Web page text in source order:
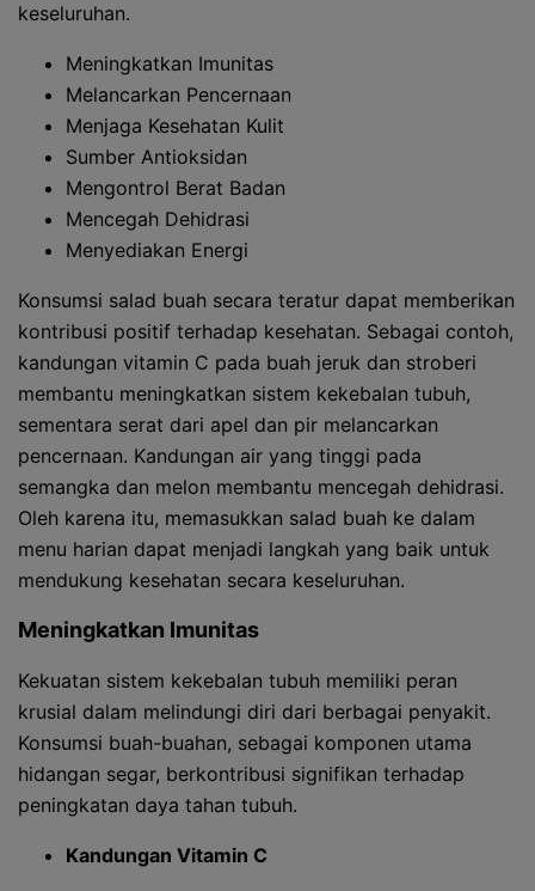
keseluruhan.
Meningkatkan Imunitas
Melancarkan Pencernaan
Menjaga Kesehatan Kulit
Sumber Antioksidan
Mengontrol Berat Badan
Mencegah Dehidrasi
Menyediakan Energi
Konsumsi salad buah secara teratur dapat memberikan
kontribusi positif terhadap kesehatan. Sebagai contoh,
kandungan vitamin C pada buah jeruk dan stroberi
membantu meningkatkan sistem kekebalan tubuh,
sementara serat dari apel dan pir melancarkan
pencernaan. Kandungan air yang tinggi pada
semangka dan melon membantu mencegah dehidrasi.
Oleh karena itu, memasukkan salad buah ke dalam
menu harian dapat menjadi langkah yang baik untuk
mendukung kesehatan secara keseluruhan.
Meningkatkan Imunitas
Kekuatan sistem kekebalan tubuh memiliki peran
krusial dalam melindungi diri dari berbagai penyakit.
Konsumsi buah-buahan, sebagai komponen utama
hidangan segar, berkontribusi signifikan terhadap
peningkatan daya tahan tubuh.
Kandungan Vitamin C